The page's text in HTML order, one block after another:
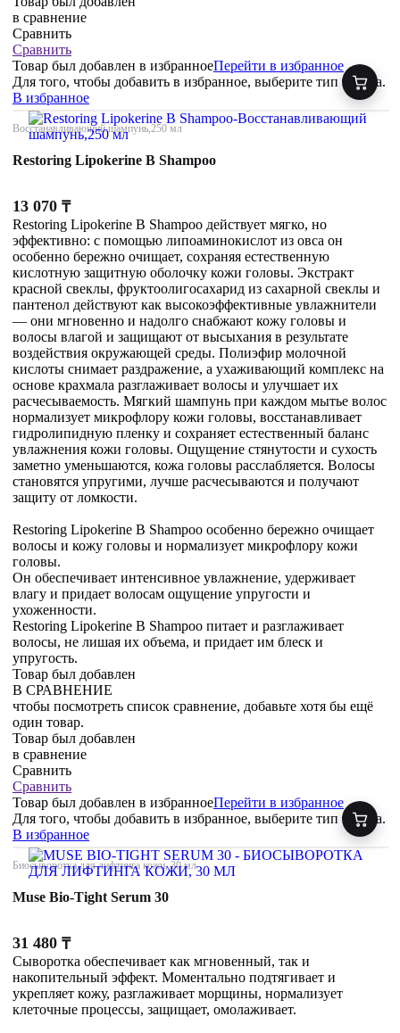
в сравнение
Сравнить
Сравнить
Товар был добавлен в избранноеПерейти в избранное
Для того, чтобы добавить в избранное, выберите тип товара.
В избранное
Восстанавливающий шампунь,250 мл
Restoring Lipokerine B Shampoo
13 070 ₸
Restoring Lipokerine B Shampoo действует мягко, но
эффективно: с помощью липоаминокислот из овса он
особенно бережно очищает, сохраняя естественную
кислотную защитную оболочку кожи головы. Экстракт
красной свеклы, фруктоолигосахарид из сахарной свеклы и
пантенол действуют как высокоэффективные увлажнители
— они мгновенно и надолго снабжают кожу головы и
волосы влагой и защищают от высыхания в результате
воздействия окружающей среды. Полиэфир молочной
кислоты снимает раздражение, а ухаживающий комплекс на
основе крахмала разглаживает волосы и улучшает их
расчесываемость. Мягкий шампунь при каждом мытье волос
нормализует микрофлору кожи головы, восстанавливает
гидролипидную пленку и сохраняет естественный баланс
увлажнения кожи головы. Ощущение стянутости и сухость
заметно уменьшаются, кожа головы расслабляется. Волосы
становятся упругими, лучше расчесываются и получают
защиту от ломкости.
Restoring Lipokerine B Shampoo особенно бережно очищает
волосы и кожу головы и нормализует микрофлору кожи
головы.
Он обеспечивает интенсивное увлажнение, удерживает
влагу и придает волосам ощущение упругости и
ухоженности.
Restoring Lipokerine B Shampoo питает и разглаживает
волосы, не лишая их объема, и придает им блеск и
упругость.
Товар был добавлен
В СРАВНЕНИЕ
чтобы посмотреть список сравнение, добавьте хотя бы ещё
один товар.
Товар был добавлен
в сравнение
Сравнить
Сравнить
Товар был добавлен в избранноеПерейти в избранное
Для того, чтобы добавить в избранное, выберите тип товара.
В избранное
Биосыворотка для лифтинга кожи, 30 мл
Muse Bio-Tight Serum 30
31 480 ₸
Сыворотка обеспечивает как мгновенный, так и
накопительный эффект. Моментально подтягивает и
укрепляет кожу, разглаживает морщины, нормализует
клеточные процессы, защищает, омолаживает.